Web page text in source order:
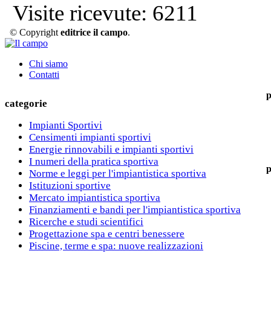
Visite ricevute: 6211
© Copyright editrice il campo.
Chi siamo
Contatti
categorie
Impianti Sportivi
Censimenti impianti sportivi
Energie rinnovabili e impianti sportivi
I numeri della pratica sportiva
Norme e leggi per l'impiantistica sportiva
Istituzioni sportive
Mercato impiantistica sportiva
Finanziamenti e bandi per l'impiantistica sportiva
Ricerche e studi scientifici
Progettazione spa e centri benessere
Piscine, terme e spa: nuove realizzazioni